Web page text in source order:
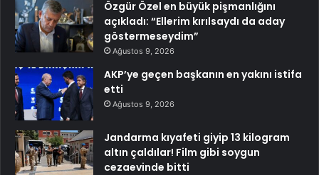
Özgür Özel en büyük pişmanlığını
açıkladı: “Ellerim kırılsaydı da aday
göstermeseydim”
Ağustos 9, 2026
AKP’ye geçen başkanın en yakını istifa
etti
Ağustos 9, 2026
Jandarma kıyafeti giyip 13 kilogram
altın çaldılar! Film gibi soygun
cezaevinde bitti